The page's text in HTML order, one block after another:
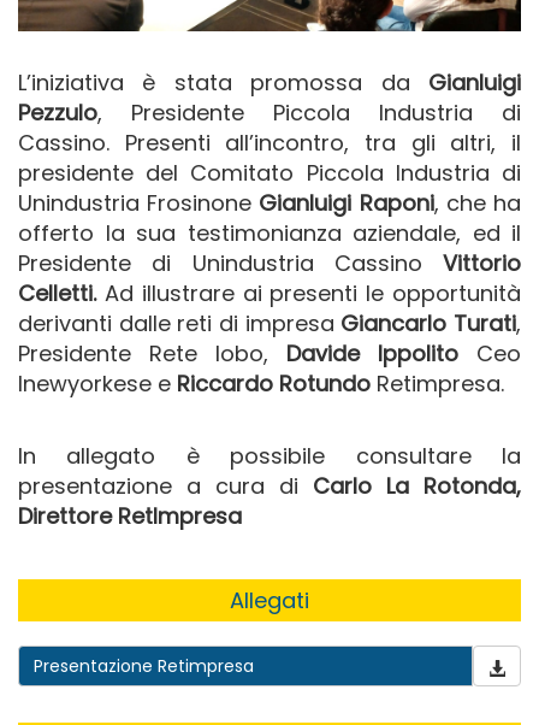
L’iniziativa è stata promossa da Gianluigi
Pezzulo, Presidente Piccola Industria di
Cassino. Presenti all’incontro, tra gli altri, il
presidente del Comitato Piccola Industria di
Unindustria Frosinone Gianluigi Raponi, che ha
offerto la sua testimonianza aziendale, ed il
Presidente di Unindustria Cassino Vittorio
Celletti.Ad illustrare ai presenti le opportunità
derivanti dalle reti di impresa Giancarlo Turati,
Presidente Rete Iobo, Davide Ippolito Ceo
Inewyorkese e Riccardo Rotundo Retimpresa.
In allegato è possibile consultare la
presentazione a cura di Carlo La Rotonda,
Direttore RetImpresa
Allegati
Presentazione Retimpresa